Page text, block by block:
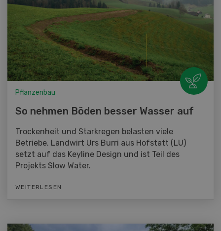
Pflanzenbau
So nehmen Böden besser Wasser auf
Trockenheit und Starkregen belasten viele
Betriebe. Landwirt Urs Burri aus Hofstatt (LU)
setzt auf das Keyline Design und ist Teil des
Projekts Slow Water.
WEITERLESEN